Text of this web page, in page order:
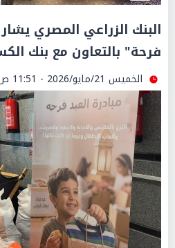
البنك الزراعي المصري
فرحة" بالتعاون مع بنك
الخميس 21/مايو/2026 - 11:51 ص